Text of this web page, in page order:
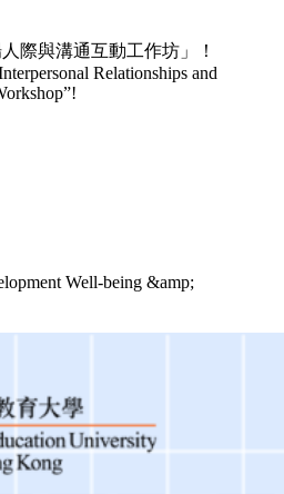
際與溝通互動工作坊」！
Relationships and
Well-being &amp;